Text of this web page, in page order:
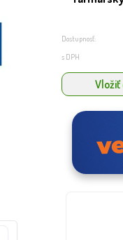
Dostupnosť:
s DPH
Vložiť